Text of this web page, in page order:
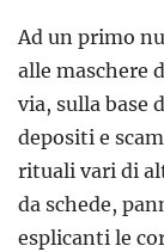
Ad un primo
alle maschere
via, sulla base
depositi e
rituali vari di
da schede,
esplicanti le